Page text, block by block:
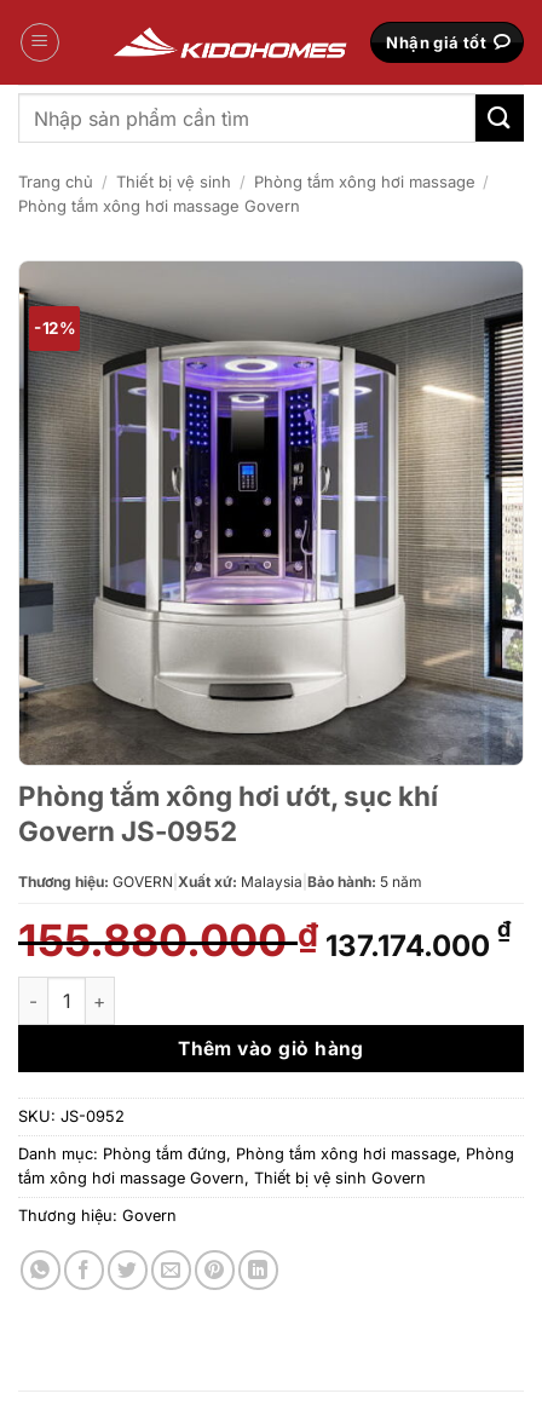
qua
Nhận giá tốt
Tìm
kiếm:
Trang chủ / Thiết bị vệ sinh / Phòng tắm xông hơi massage /
Phòng tắm xông hơi massage Govern
-12%
Phòng tắm xông hơi ướt, sục khí
Govern JS-0952
Thương hiệu: GOVERN Xuất xứ: Malaysia Bảo hành: 5 năm
155.880.000₫ Giá
gốc
155.880.000 ₫.
137.174.000 ₫
Phòng tắm xông hơi ướt, sục khí Govern JS-0952 số lượng
Thêm vào giỏ hàng
SKU: JS-0952
Danh mục: Phòng tắm đứng, Phòng tắm xông hơi massage, Phòng
tắm xông hơi massage Govern, Thiết bị vệ sinh Govern
Thương hiệu: Govern